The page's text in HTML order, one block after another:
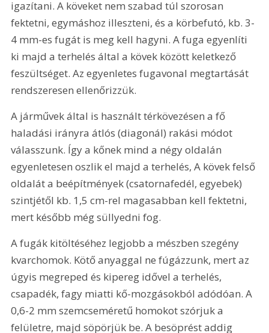
igazítani. A köveket nem szabad túl szorosan
fektetni, egymáshoz illeszteni, és a körbefutó, kb. 3-
4 mm-es fugát is meg kell hagyni. A fuga egyenlíti
ki majd a terhelés által a kövek között keletkező
feszültséget. Az egyenletes fugavonal megtartását
rendszeresen ellenőrizzük.
A járművek által is használt térkövezésen a fő
haladási irányra átlós (diagonál) rakási módot
válasszunk. Így a kőnek mind a négy oldalán
egyenletesen oszlik el majd a terhelés, A kövek felső
oldalát a beépítmények (csatornafedél, egyebek)
szintjétől kb. 1,5 cm-rel magasabban kell fektetni,
mert később még süllyedni fog.
A fugák kitöltéséhez legjobb a mészben szegény
kvarchomok. Kötő anyaggal ne fúgázzunk, mert az
úgyis megreped és kipereg idővel a terhelés,
csapadék, fagy miatti kő-mozgásokból adódóan. A
0,6-2 mm szemcseméretű homokot szórjuk a
felületre, majd söpörjük be. A besöprést addig